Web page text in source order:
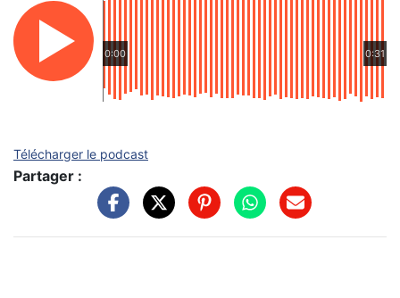
0:00 0:31
Télécharger le podcast
Partager :